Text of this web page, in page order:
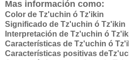
Mas información como:
Color de Tz'uchin ó Tz'ikin
Significado de Tz'uchin ó Tz'ikin
Interpretación de Tz'uchin ó
Características de Tz'uchin ó
Características positivas de